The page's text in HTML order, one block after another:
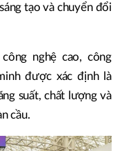
tạo và chuyển đổi
nghệ cao, công
được xác định là
suất, chất lượng và
cầu.